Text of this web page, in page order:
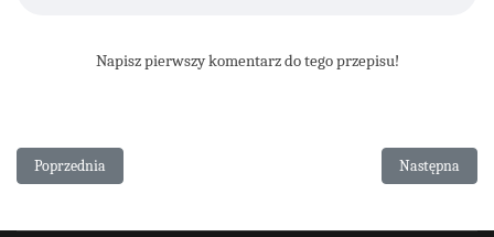
Napisz pierwszy komentarz do tego przepisu!
Poprzednia strona: Ciasto kruche z porzeczkami
Poprzednia Następna
Następna